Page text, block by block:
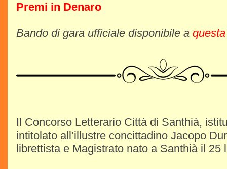
Premi in Denaro
Bando di gara ufficiale disponibile a
Il Concorso Letterario Città di Santhià,
intitolato all’illustre concittadino Jacopo
librettista e Magistrato nato a Santhià il 25